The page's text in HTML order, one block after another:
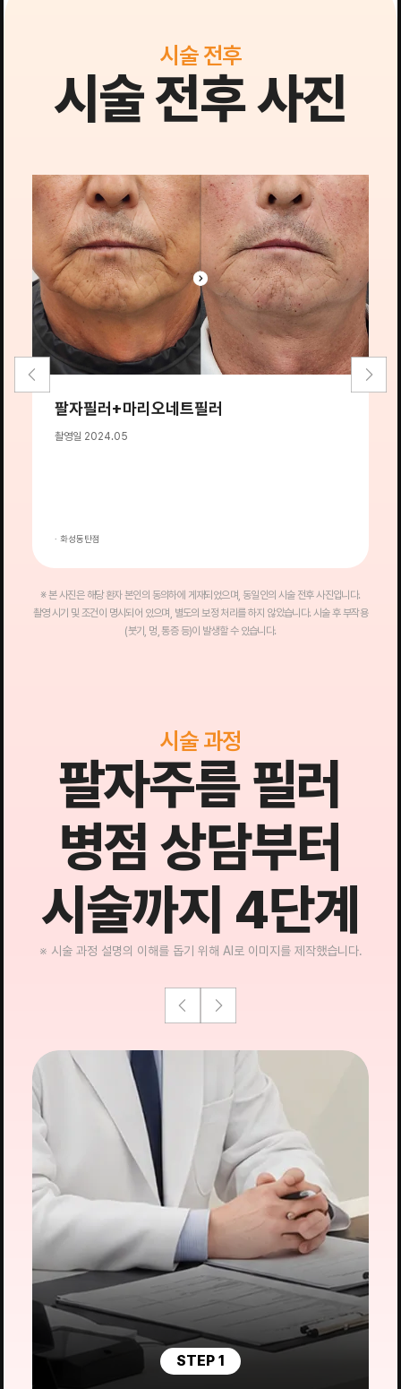
시술 전후
시술 전후 사진
팔자필러+마리오네트필러
촬영일 2024.05
· 화성동탄점
※ 본 사진은 해당 환자 본인의 동의하에 게재되었으며, 동일인의 시술 전후 사진입니다.
촬영 시기 및 조건이 명시되어 있으며, 별도의 보정 처리를 하지 않았습니다. 시술 후 부작용
(붓기, 멍, 통증 등)이 발생할 수 있습니다.
시술 과정
팔자주름 필러
병점 상담부터
시술까지 4단계
※ 시술 과정 설명의 이해를 돕기 위해 AI로 이미지를 제작했습니다.
STEP 1